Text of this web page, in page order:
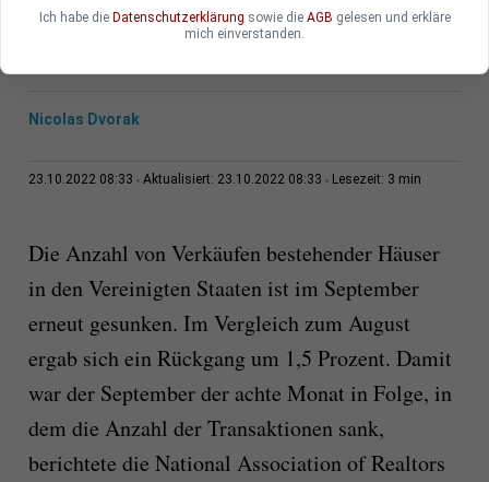
pessimistisch.
Nicolas Dvorak
23.10.2022 08:33 Aktualisiert: 23.10.2022 08:33 Lesezeit: 3 min
Die Anzahl von Verkäufen bestehender Häuser
in den Vereinigten Staaten ist im September
erneut gesunken. Im Vergleich zum August
ergab sich ein Rückgang um 1,5 Prozent. Damit
war der September der achte Monat in Folge, in
dem die Anzahl der Transaktionen sank,
berichtete die National Association of Realtors
Ich habe die Datenschutzerklärung sowie die AGB gelesen und erkläre
mich einverstanden.